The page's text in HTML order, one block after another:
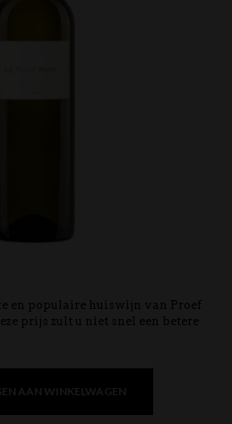
en populaire huiswijn van Proef
prijs zult u niet snel een betere
AAN WINKELWAGEN